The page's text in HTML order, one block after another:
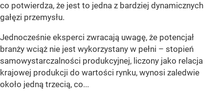
co potwierdza, że jest to jedna z bardziej dynamicznych
gałęzi przemysłu.
Jednocześnie eksperci zwracają uwagę, że potencjał
branży wciąż nie jest wykorzystany w pełni – stopień
samowystarczalności produkcyjnej, liczony jako relacja
krajowej produkcji do wartości rynku, wynosi zaledwie
około jedną trzecią, co...